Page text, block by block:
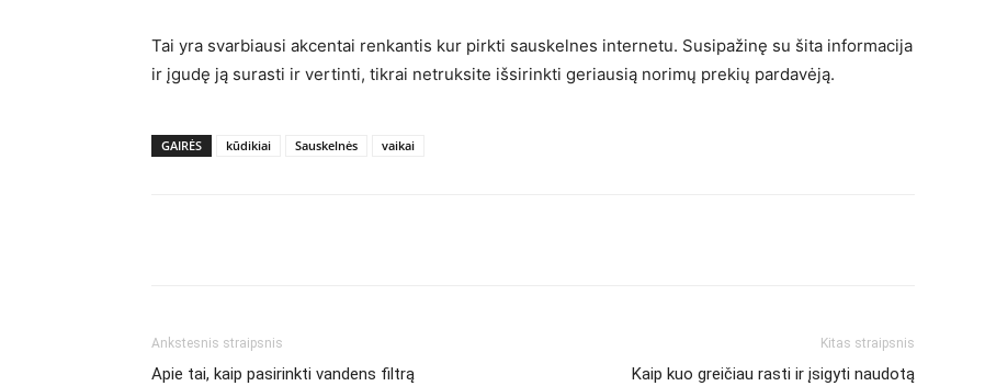
Tai yra svarbiausi akcentai renkantis kur pirkti sauskelnes internetu. Susipažinę su šita informacija
ir įgudę ją surasti ir vertinti, tikrai netruksite išsirinkti geriausią norimų prekių pardavėją.
GAIRĖS kūdikiai Sauskelnės vaikai
Ankstesnis straipsnis
Apie tai, kaip pasirinkti vandens filtrą
Kitas straipsnis
Kaip kuo greičiau rasti ir įsigyti naudotą